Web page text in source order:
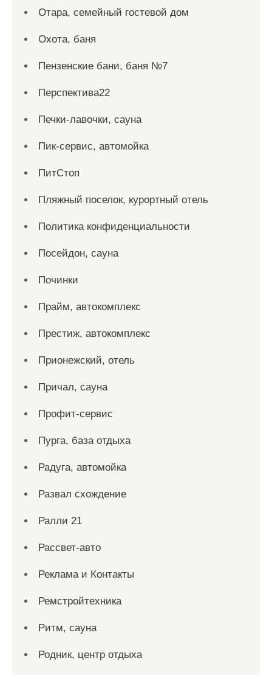
Отара, семейный гостевой дом
Охота, баня
Пензенские бани, баня №7
Перспектива22
Печки-лавочки, сауна
Пик-сервис, автомойка
ПитСтоп
Пляжный поселок, курортный отель
Политика конфиденциальности
Посейдон, сауна
Починки
Прайм, автокомплекс
Престиж, автокомплекс
Прионежский, отель
Причал, сауна
Профит-сервис
Пурга, база отдыха
Радуга, автомойка
Развал схождение
Ралли 21
Рассвет-авто
Реклама и Контакты
Ремстройтехника
Ритм, сауна
Родник, центр отдыха